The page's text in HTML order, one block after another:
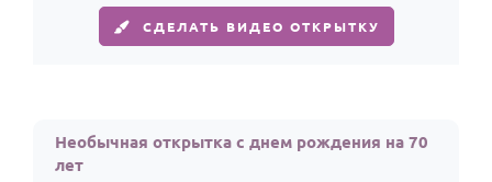
СДЕЛАТЬ ВИДЕО ОТКРЫТКУ
Необычная открытка с днем рождения на 70
лет